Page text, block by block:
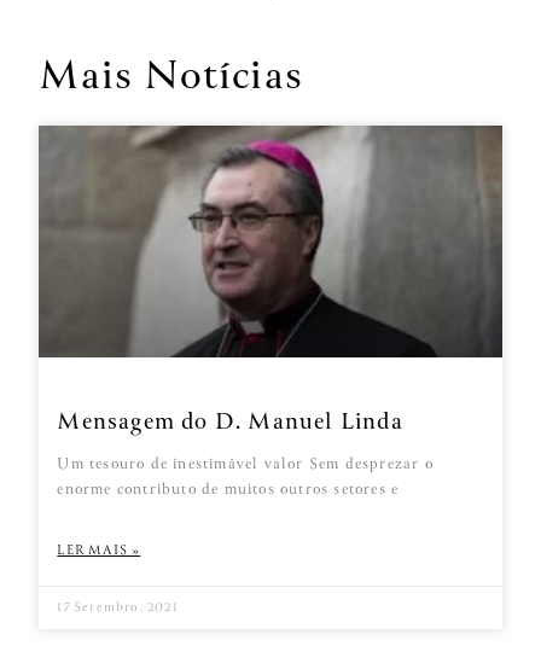
Mais Notícias
Mensagem do D. Manuel Linda
Um tesouro de inestimável valor Sem desprezar o
enorme contributo de muitos outros setores e
LER MAIS »
17 Setembro, 2021